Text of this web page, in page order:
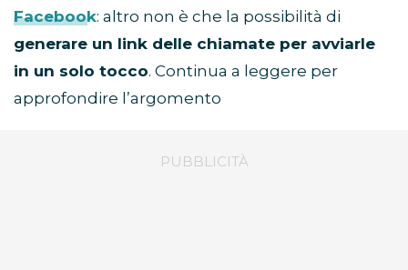
Facebook: altro non è che la possibilità di
generare un link delle chiamate per avviarle
in un solo tocco. Continua a leggere per
approfondire l’argomento